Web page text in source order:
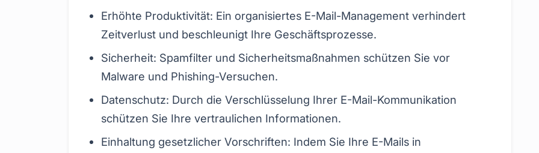
Erhöhte Produktivität: Ein organisiertes E-Mail-Management verhindert
Zeitverlust und beschleunigt Ihre Geschäftsprozesse.
Sicherheit: Spamfilter und Sicherheitsmaßnahmen schützen Sie vor
Malware und Phishing-Versuchen.
Datenschutz: Durch die Verschlüsselung Ihrer E-Mail-Kommunikation
schützen Sie Ihre vertraulichen Informationen.
Einhaltung gesetzlicher Vorschriften: Indem Sie Ihre E-Mails in